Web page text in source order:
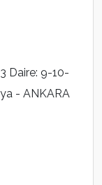
Daire: 9-10-
- ANKARA